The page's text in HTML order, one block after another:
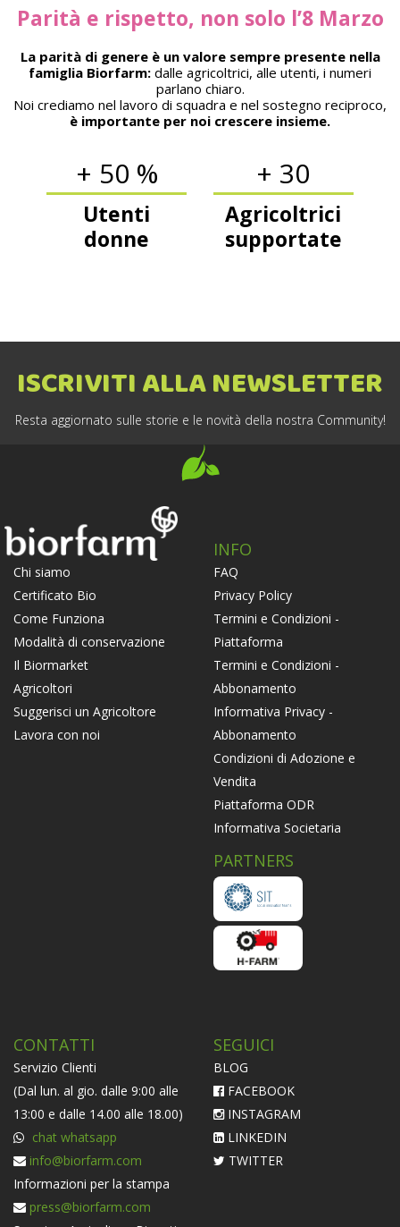
Parità e rispetto, non solo l’8 Marzo
La parità di genere è un valore sempre presente nella
famiglia Biorfarm: dalle agricoltrici, alle utenti, i numeri
parlano chiaro.
Noi crediamo nel lavoro di squadra e nel sostegno reciproco,
è importante per noi crescere insieme.
+ 50 %
Utenti
donne
+ 30
Agricoltrici
supportate
ISCRIVITI ALLA NEWSLETTER
Resta aggiornato sulle storie e le novità della nostra Community!
Chi siamo
Certificato Bio
Come Funziona
Modalità di conservazione
Il Biormarket
Agricoltori
Suggerisci un Agricoltore
Lavora con noi
INFO
FAQ
Privacy Policy
Termini e Condizioni -
Piattaforma
Termini e Condizioni -
Abbonamento
Informativa Privacy -
Abbonamento
Condizioni di Adozione e
Vendita
Piattaforma ODR
Informativa Societaria
PARTNERS
CONTATTI
Servizio Clienti
(Dal lun. al gio. dalle 9:00 alle
13:00 e dalle 14.00 alle 18.00)
chat whatsapp
info@biorfarm.com
Informazioni per la stampa
press@biorfarm.com
SEGUICI
BLOG
FACEBOOK
INSTAGRAM
LINKEDIN
TWITTER